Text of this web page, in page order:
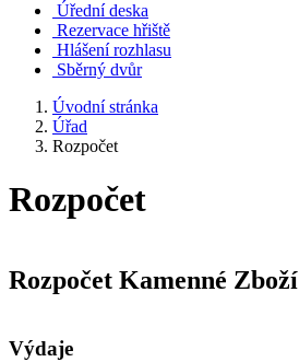
Úřední deska
Rezervace hřiště
Hlášení rozhlasu
Sběrný dvůr
Úvodní stránka
Úřad
Rozpočet
Rozpočet
Rozpočet Kamenné Zboží
Výdaje